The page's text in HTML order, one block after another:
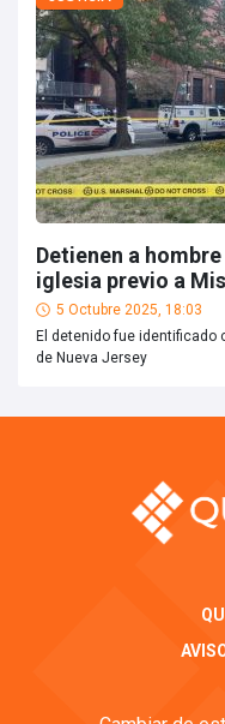
Detienen a
iglesia previo a
5 Octubre 2025, 18:03
El detenido fue identificado
de Nueva Jersey